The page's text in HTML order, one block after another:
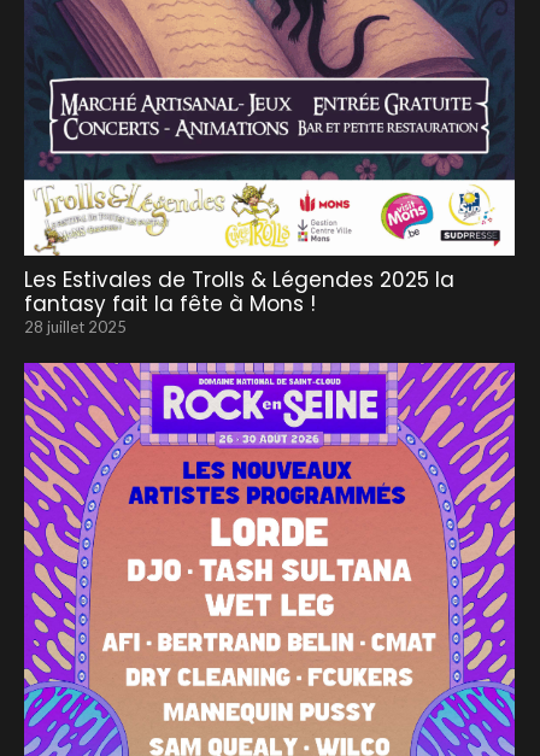
Les Estivales de Trolls & Légendes 2025 la
fantasy fait la fête à Mons !
28 juillet 2025